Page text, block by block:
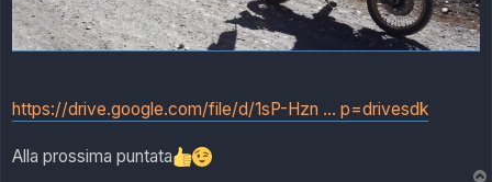
https://drive.google.com/file/d/1sP-Hzn ... p=drivesdk
Alla prossima puntata